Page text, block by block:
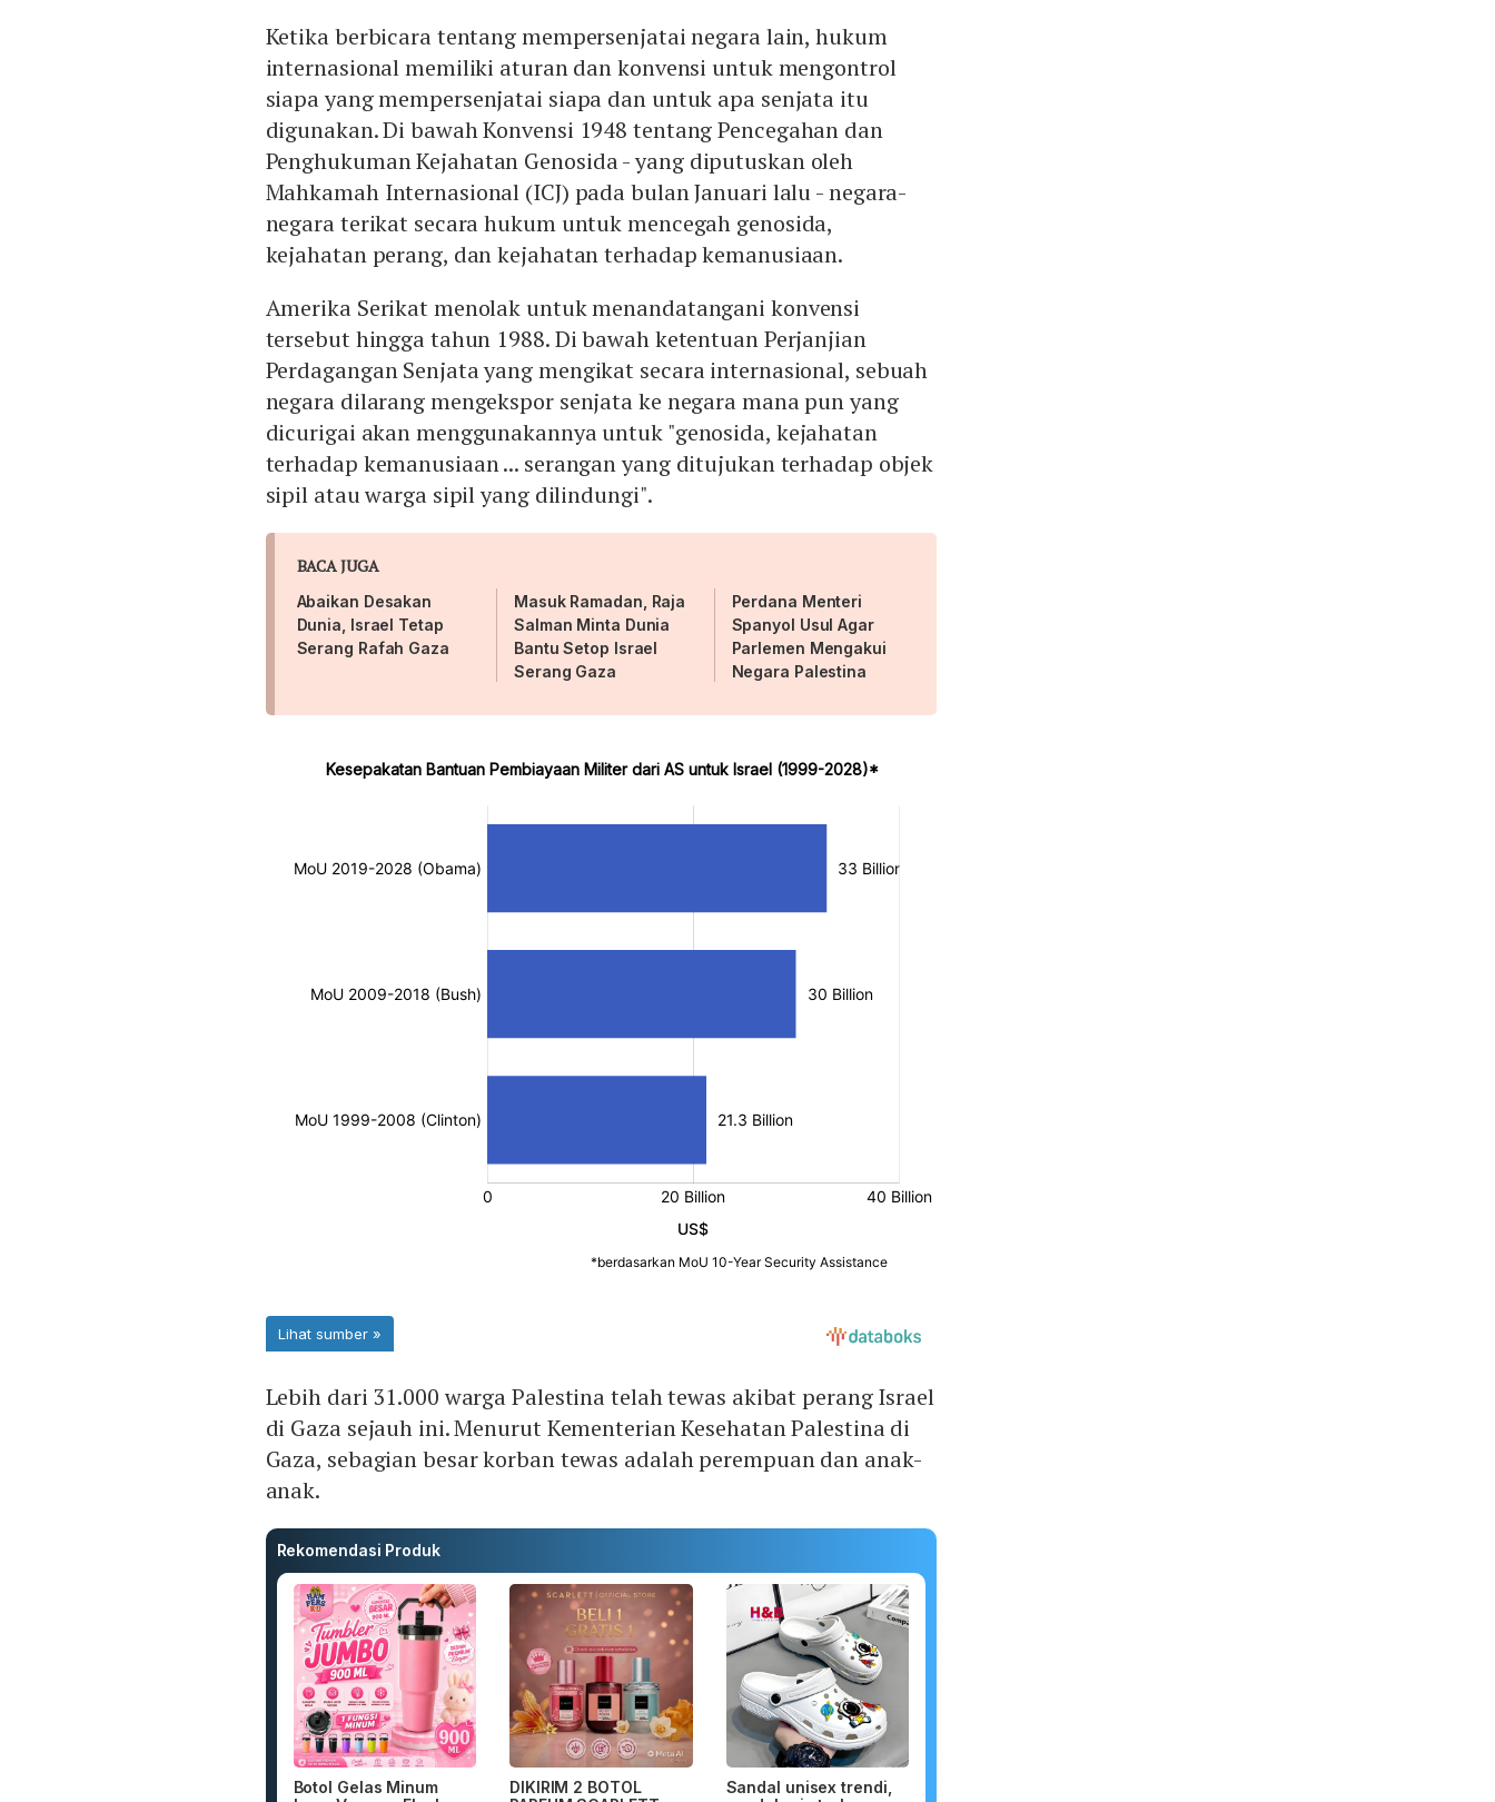
Ketika berbicara tentang mempersenjatai negara lain, hukum
internasional memiliki aturan dan konvensi untuk mengontrol
siapa yang mempersenjatai siapa dan untuk apa senjata itu
digunakan. Di bawah Konvensi 1948 tentang Pencegahan dan
Penghukuman Kejahatan Genosida - yang diputuskan oleh
Mahkamah Internasional (ICJ) pada bulan Januari lalu - negara-
negara terikat secara hukum untuk mencegah genosida,
kejahatan perang, dan kejahatan terhadap kemanusiaan.
Amerika Serikat menolak untuk menandatangani konvensi
tersebut hingga tahun 1988. Di bawah ketentuan Perjanjian
Perdagangan Senjata yang mengikat secara internasional, sebuah
negara dilarang mengekspor senjata ke negara mana pun yang
dicurigai akan menggunakannya untuk "genosida, kejahatan
terhadap kemanusiaan ... serangan yang ditujukan terhadap objek
sipil atau warga sipil yang dilindungi".
BACA JUGA
Abaikan Desakan
Dunia, Israel Tetap
Serang Rafah Gaza
Masuk Ramadan, Raja
Salman Minta Dunia
Bantu Setop Israel
Serang Gaza
Perdana Menteri
Spanyol Usul Agar
Parlemen Mengakui
Negara Palestina
Lebih dari 31.000 warga Palestina telah tewas akibat perang Israel
di Gaza sejauh ini. Menurut Kementerian Kesehatan Palestina di
Gaza, sebagian besar korban tewas adalah perempuan dan anak-
anak.
Rekomendasi Produk
Botol Gelas Minum
DIKIRIM 2 BOTOL
Sandal unisex trendi,